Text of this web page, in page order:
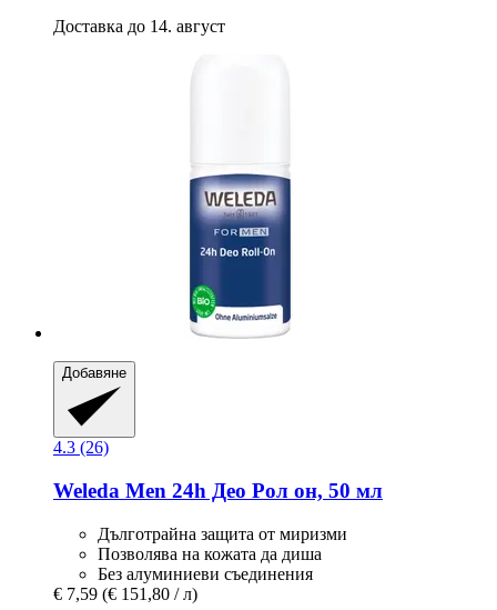
Доставка до 14. август
Добавяне
4.3 (26)
Weleda Men 24h Део Рол он, 50 мл
Дълготрайна защита от миризми
Позволява на кожата да диша
Без алуминиеви съединения
€ 7,59 (€ 151,80 / л)